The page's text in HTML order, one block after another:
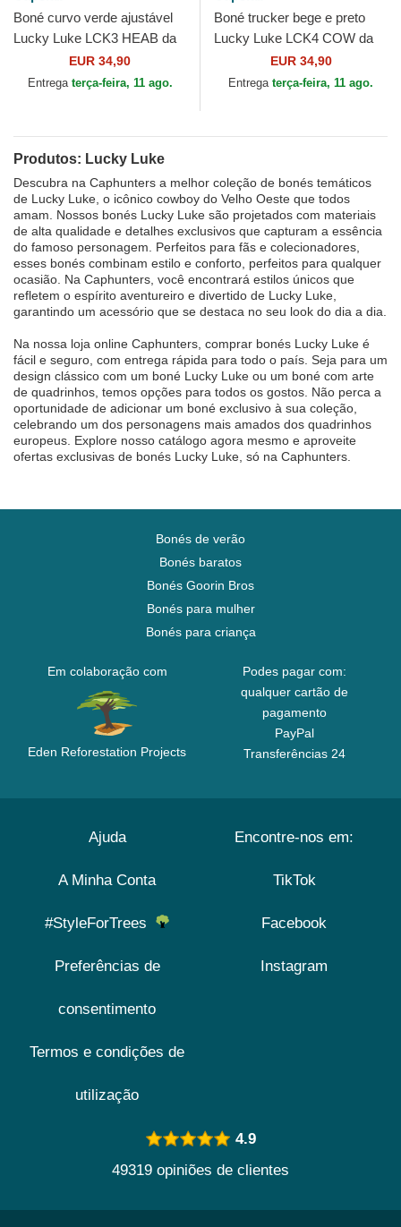
Boné curvo verde ajustável
Lucky Luke LCK3 HEAB da
EUR 34,90
Entrega terça-feira, 11 ago.
Boné trucker bege e preto
Lucky Luke LCK4 COW da
EUR 34,90
Entrega terça-feira, 11 ago.
Produtos: Lucky Luke
Descubra na Caphunters a melhor coleção de bonés temáticos
de Lucky Luke, o icônico cowboy do Velho Oeste que todos
amam. Nossos bonés Lucky Luke são projetados com materiais
de alta qualidade e detalhes exclusivos que capturam a essência
do famoso personagem. Perfeitos para fãs e colecionadores,
esses bonés combinam estilo e conforto, perfeitos para qualquer
ocasião. Na Caphunters, você encontrará estilos únicos que
refletem o espírito aventureiro e divertido de Lucky Luke,
garantindo um acessório que se destaca no seu look do dia a dia.
Na nossa loja online Caphunters, comprar bonés Lucky Luke é
fácil e seguro, com entrega rápida para todo o país. Seja para um
design clássico com um boné Lucky Luke ou um boné com arte
de quadrinhos, temos opções para todos os gostos. Não perca a
oportunidade de adicionar um boné exclusivo à sua coleção,
celebrando um dos personagens mais amados dos quadrinhos
europeus. Explore nosso catálogo agora mesmo e aproveite
ofertas exclusivas de bonés Lucky Luke, só na Caphunters.
Bonés de verão
Bonés baratos
Bonés Goorin Bros
Bonés para mulher
Bonés para criança
Em colaboração com
Eden Reforestation Projects
Podes pagar com:
qualquer cartão de
pagamento
PayPal
Transferências 24
Ajuda
A Minha Conta
#StyleForTrees
Preferências de
consentimento
Termos e condições de
utilização
Encontre-nos em:
TikTok
Facebook
Instagram
4.9
49319 opiniões de clientes